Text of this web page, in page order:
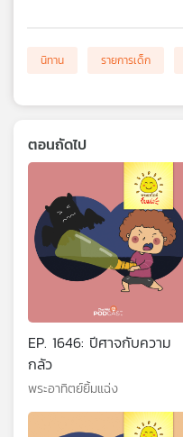
นิทาน รายการเด็ก
ตอนถัดไป
EP. 1646: ปีศาจกับความ
กลัว
พระอาทิตย์ยิ้มแฉ่ง